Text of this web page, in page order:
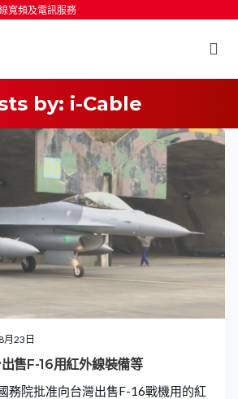
寬頻及電訊服務
by: i-Cable
按輸入鍵開始搜尋
23日
售F-16用紅外線裝備等
務院批准向台灣出售F-16戰機用的紅